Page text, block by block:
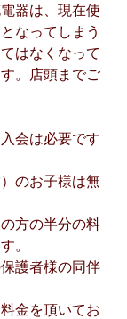
器は、現在使
なってしまう
はなくなって
。店頭までご
会は必要です
のお子様は無
方の半分の料
。
護者様の同伴
金を頂いてお